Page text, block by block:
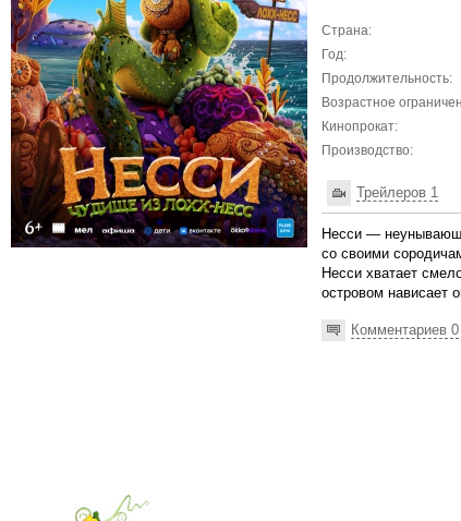
Страна:
Год:
Продолжительность:
Возрастное
Кинопрокат:
Производство:
Трейлеров 1
Несси —
со своими
Несси хватает
островом нависает
Комментариев 0